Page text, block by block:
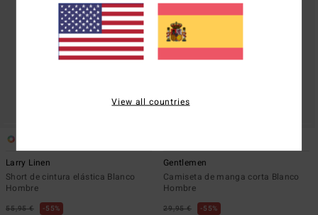
Larry Linen
Short de cintura elástica Blanco
Hombre
55,95 € 55%
Gentlemen
Camiseta de manga corta Blanco
Hombre
29,95 € 55%
View all countries